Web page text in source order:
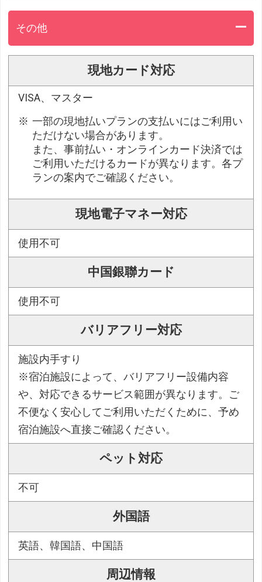
その他
現地カード対応
VISA、マスター
一部の現地払いプランの支払いにはご利用い
ただけない場合があります。
また、事前払い・オンラインカード決済では
ご利用いただけるカードが異なります。各プ
ランの案内でご確認ください。
現地電子マネー対応
使用不可
中国銀聯カード
使用不可
バリアフリー対応
施設内手すり
※宿泊施設によって、バリアフリー設備内容
や、対応できるサービス範囲が異なります。ご
不便なく安心してご利用いただくために、予め
宿泊施設へ直接ご確認ください。
ペット対応
不可
外国語
英語、韓国語、中国語
周辺情報